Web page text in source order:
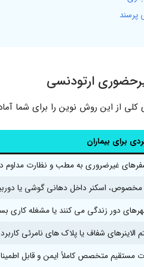
پرسند
ارتودنسی
از این روش نوین را برای شما
برای بیماران
غیرضروری به مطب و نظارت مداوم
مخصوص، اسکنر داخل دهانی گوشی یا
دور زندگی می کنند یا مشغله کاری
الاینرهای شفاف یا پلاک های نامرئی
مستقیم متخصص کاملاً ایمن و قابل